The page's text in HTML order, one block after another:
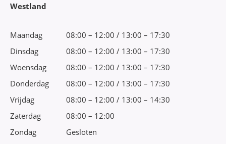
Westland
Maandag
08:00 – 12:00 / 13:00 – 17:30
Dinsdag
08:00 – 12:00 / 13:00 – 17:30
Woensdag
08:00 – 12:00 / 13:00 – 17:30
Donderdag
08:00 – 12:00 / 13:00 – 17:30
Vrijdag
08:00 – 12:00 / 13:00 – 14:30
Zaterdag
08:00 – 12:00
Zondag
Gesloten